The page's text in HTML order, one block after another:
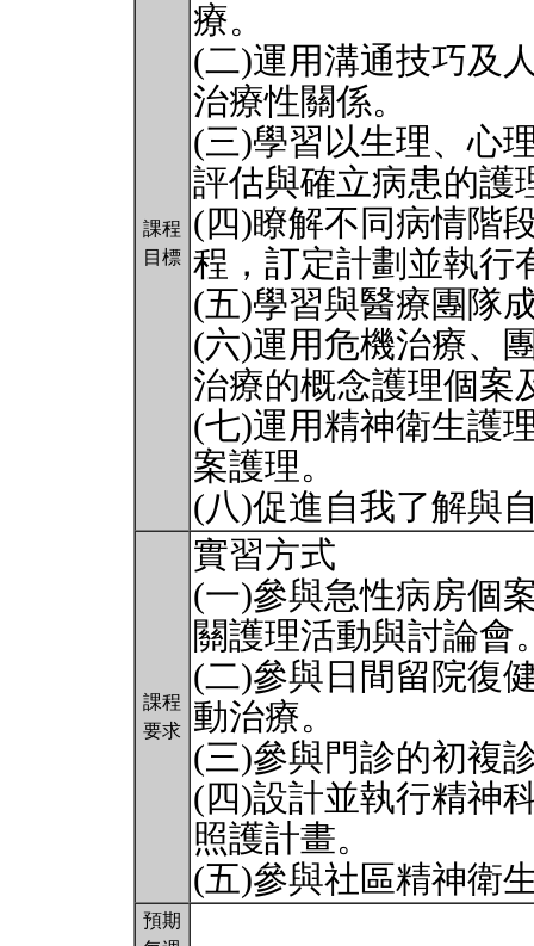
課程
目標
療。
(二)運用溝通技巧及
治療性關係。
(三)學習以生理、心
評估與確立病患的護
(四)瞭解不同病情階
程，訂定計劃並執行
(五)學習與醫療團隊
(六)運用危機治療、
治療的概念護理個案
(七)運用精神衛生護
案護理。
(八)促進自我了解與
課程
要求
實習方式
(一)參與急性病房個
關護理活動與討論會
(二)參與日間留院復
動治療。
(三)參與門診的初複
(四)設計並執行精神
照護計畫。
(五)參與社區精神衛
預期